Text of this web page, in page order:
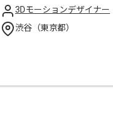
3Dモーションデザイナー
渋谷（東京都）